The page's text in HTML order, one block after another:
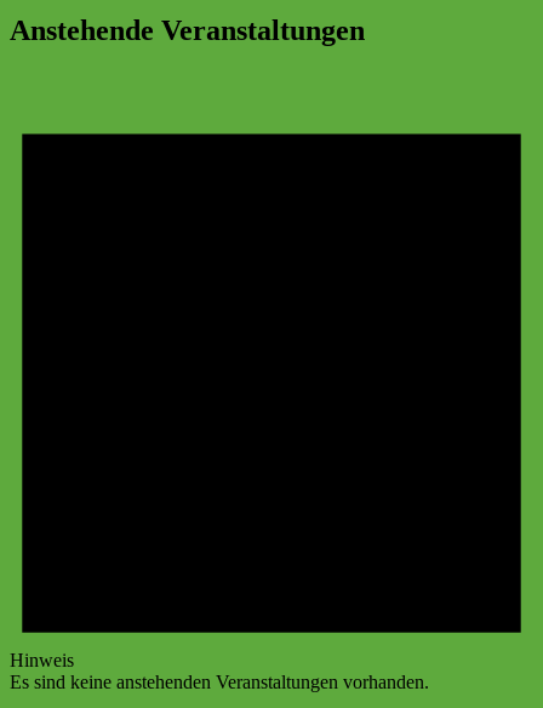
Anstehende Veranstaltungen
Hinweis
Es sind keine anstehenden Veranstaltungen vorhanden.